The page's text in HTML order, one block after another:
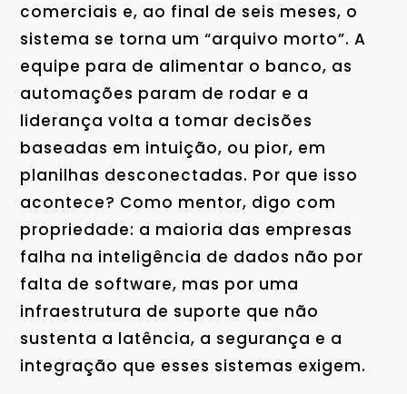
comerciais e, ao final de seis meses, o
sistema se torna um “arquivo morto”. A
equipe para de alimentar o banco, as
automações param de rodar e a
liderança volta a tomar decisões
baseadas em intuição, ou pior, em
planilhas desconectadas. Por que isso
acontece? Como mentor, digo com
propriedade: a maioria das empresas
falha na inteligência de dados não por
falta de software, mas por uma
infraestrutura de suporte que não
sustenta a latência, a segurança e a
integração que esses sistemas exigem.